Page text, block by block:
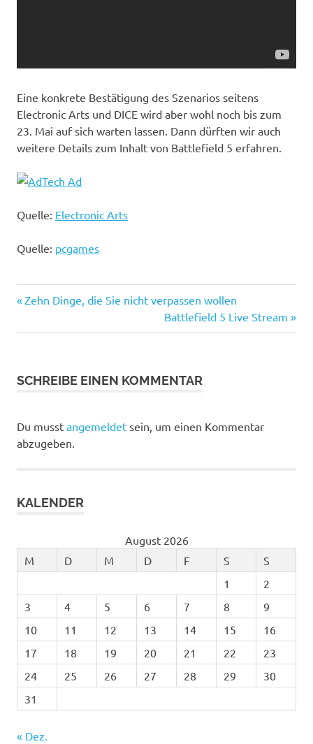
Eine konkrete Bestätigung des Szenarios seitens
Electronic Arts und DICE wird aber wohl noch bis zum
23. Mai auf sich warten lassen. Dann dürften wir auch
weitere Details zum Inhalt von Battlefield 5 erfahren.
Quelle: Electronic Arts
Quelle: pcgames
Beitragsnavigation
Vorheriger
Zehn Dinge, die Sie nicht verpassen wollen
Nächster
Beitrag:
Battlefield 5 Live Stream
SCHREIBE EINEN KOMMENTAR
Du musst angemeldet sein, um einen Kommentar
abzugeben.
KALENDER
August 2026
M
D M D F S
S
1
2
3
4 5 6 7 8
9
10
11 12 13 14 15
16
17
18 19 20 21 22
23
24
25 26 27 28 29
30
31
« Dez.